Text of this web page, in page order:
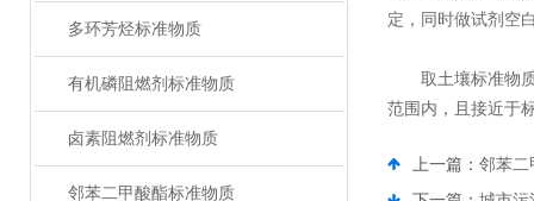
多环芳烃标准物质
有机磷阻燃剂标准物质
卤素阻燃剂标准物质
邻苯二甲酸酯标准物质
定，同时做试剂空
取土壤标准物质
范围内，且接近于
上一篇： 邻苯二